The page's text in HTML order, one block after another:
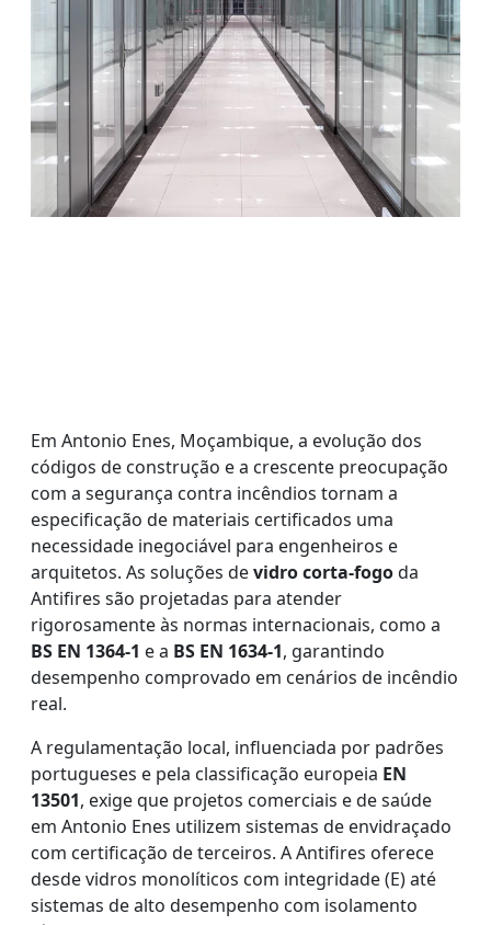
Em Antonio Enes, Moçambique, a evolução dos
códigos de construção e a crescente preocupação
com a segurança contra incêndios tornam a
especificação de materiais certificados uma
necessidade inegociável para engenheiros e
arquitetos. As soluções devidro corta-fogoda
Antifires são projetadas para atender
rigorosamente às normas internacionais, como a
BS EN 1364-1 e a BS EN 1634-1, garantindo
desempenho comprovado em cenários de incêndio
real.
A regulamentação local, influenciada por padrões
portugueses e pela classificação europeia EN
13501, exige que projetos comerciais e de saúde
em Antonio Enes utilizem sistemas de envidraçado
com certificação de terceiros. A Antifires oferece
desde vidros monolíticos com integridade (E) até
sistemas de alto desempenho com isolamento